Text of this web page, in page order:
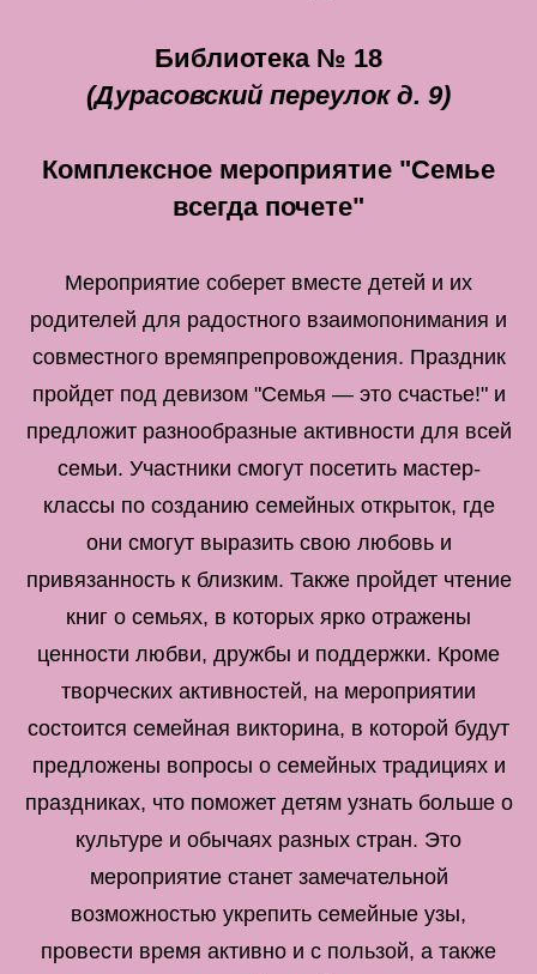
Библиотека № 18
(Дурасовский переулок д. 9)
Комплексное мероприятие "Семье
всегда почете"
Мероприятие соберет вместе детей и их
родителей для радостного взаимопонимания и
совместного времяпрепровождения. Праздник
пройдет под девизом "Семья — это счастье!" и
предложит разнообразные активности для всей
семьи. Участники смогут посетить мастер-
классы по созданию семейных открыток, где
они смогут выразить свою любовь и
привязанность к близким. Также пройдет чтение
книг о семьях, в которых ярко отражены
ценности любви, дружбы и поддержки. Кроме
творческих активностей, на мероприятии
состоится семейная викторина, в которой будут
предложены вопросы о семейных традициях и
праздниках, что поможет детям узнать больше о
культуре и обычаях разных стран. Это
мероприятие станет замечательной
возможностью укрепить семейные узы,
провести время активно и с пользой, а также